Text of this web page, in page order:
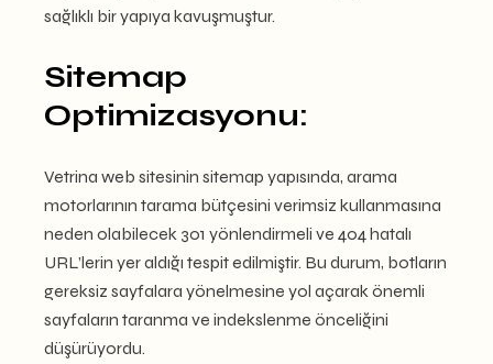
sağlıklı bir yapıya kavuşmuştur.
Sitemap
Optimizasyonu:
Vetrina web sitesinin sitemap yapısında, arama
motorlarının tarama bütçesini verimsiz kullanmasına
neden olabilecek 301 yönlendirmeli ve 404 hatalı
URL’lerin yer aldığı tespit edilmiştir. Bu durum, botların
gereksiz sayfalara yönelmesine yol açarak önemli
sayfaların taranma ve indekslenme önceliğini
düşürüyordu.